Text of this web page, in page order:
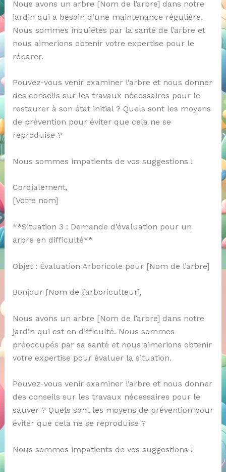
Nous avons un arbre [Nom de l’arbre] dans notre
jardin qui a besoin d’une maintenance régulière.
Nous sommes inquiétés par la santé de l’arbre et
nous aimerions obtenir votre expertise pour le
réparer.
Pouvez-vous venir examiner l’arbre et nous donner
des conseils sur les travaux nécessaires pour le
restaurer à son état initial ? Quels sont les moyens
de prévention pour éviter que cela ne se
reproduise ?
Nous sommes impatients de vos suggestions !
Cordialement,
[Votre nom]
**Situation 3 : Demande d’évaluation pour un
arbre en difficulté**
Objet : Évaluation Arboricole pour [Nom de l’arbre]
Bonjour [Nom de l’arboriculteur],
Nous avons un arbre [Nom de l’arbre] dans notre
jardin qui est en difficulté. Nous sommes
préoccupés par sa santé et nous aimerions obtenir
votre expertise pour évaluer la situation.
Pouvez-vous venir examiner l’arbre et nous donner
des conseils sur les travaux nécessaires pour le
sauver ? Quels sont les moyens de prévention pour
éviter que cela ne se reproduise ?
Nous sommes impatients de vos suggestions !